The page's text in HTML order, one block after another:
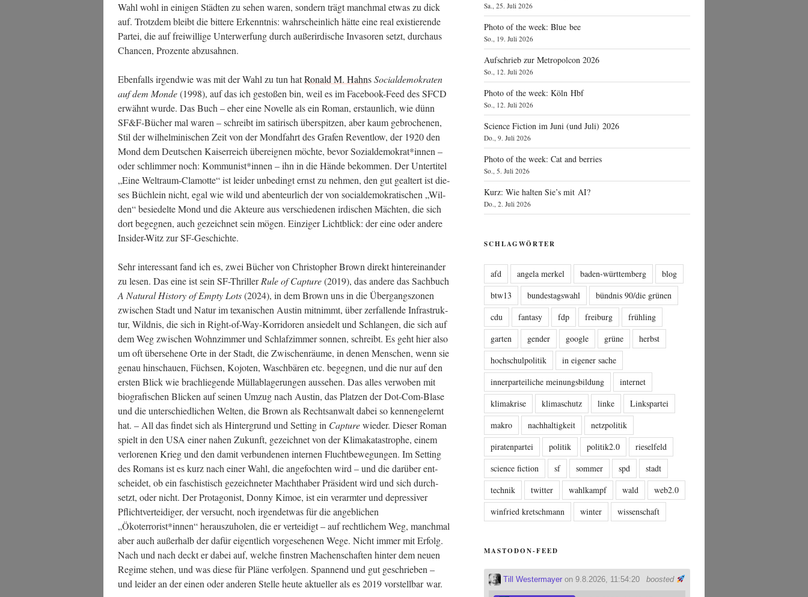
Wahl wohl in eini­gen Städ­ten zu sehen waren, son­dern trägt manch­mal etwas zu dick
auf. Trotz­dem bleibt die bit­te­re Erkennt­nis: wahr­schein­lich hät­te eine real exis­tie­ren­de
Par­tei, die auf frei­wil­li­ge Unter­wer­fung durch außer­ir­di­sche Inva­so­ren setzt, durch­aus
Chan­cen, Pro­zen­te abzusahnen.
Eben­falls irgend­wie was mit der Wahl zu tun hatRonald M. HahnsSocial­de­mo­kra­ten
auf dem Mon­de(1998), auf das ich gesto­ßen bin, weil es im Face­book-Feed des SFCD
erwähnt wur­de. Das Buch – eher eine Novel­le als ein Roman, erstaun­lich, wie dünn
SF&F‑Bücher mal waren – schreibt im sati­risch über­spit­zen, aber kaum gebro­che­nen,
Stil der wil­hel­mi­ni­schen Zeit von der Mond­fahrt des Gra­fen Revent­low, der 1920 den
Mond dem Deut­schen Kai­ser­reich über­eig­nen möch­te, bevor Sozialdemokrat*innen –
oder schlim­mer noch: Kommunist*innen – ihn in die Hän­de bekom­men. Der Unter­ti­tel
„Eine Welt­raum-Cla­mot­te“ ist lei­der unbe­dingt ernst zu neh­men, den gut geal­tert ist die­
ses Büch­lein nicht, egal wie wild und aben­teur­lich der von social­de­mo­kra­ti­schen „Wil­
den“ besie­del­te Mond und die Akteu­re aus ver­schie­de­nen irdi­schen Mäch­ten, die sich
dort begeg­nen, auch gezeich­net sein mögen. Ein­zi­ger Licht­blick: der eine oder ande­re
Insi­der-Witz zur SF-Geschichte.
Sehr inter­es­sant fand ich es, zwei Bücher von Chris­to­pher Brown direkt hin­ter­ein­an­der
zu lesen. Das eine ist sein SF-Thril­lerRule of Cap­tu­re(2019), das ande­re das Sach­buch
A Natu­ral Histo­ry of Emp­ty Lots(2024), in dem Brown uns in die Über­gangs­zo­nen
zwi­schen Stadt und Natur im texa­ni­schen Aus­tin mit­nimmt, über zer­fal­len­de Infra­struk­
tur, Wild­nis, die sich in Right-of-Way-Kor­ri­do­ren ansie­delt und Schlan­gen, die sich auf
dem Weg zwi­schen Wohn­zim­mer und Schlaf­zim­mer son­nen, schreibt. Es geht hier also
um oft über­se­he­ne Orte in der Stadt, die Zwi­schen­räu­me, in denen Men­schen, wenn sie
genau hin­schau­en, Füch­sen, Kojo­ten, Wasch­bä­ren etc. begeg­nen, und die nur auf den
ers­ten Blick wie brach­lie­gen­de Müll­ab­la­ge­run­gen aus­se­hen. Das alles ver­wo­ben mit
bio­gra­fi­schen Bli­cken auf sei­nen Umzug nach Aus­tin, das Plat­zen der Dot-Com-Bla­se
und die unter­schied­li­chen Wel­ten, die Brown als Rechts­an­walt dabei so ken­nen­ge­lernt
hat. – All das fin­det sich als Hin­ter­grund und Set­ting in Cap­tu­rewie­der. Die­ser Roman
spielt in den USA einer nahen Zukunft, gezeich­net von der Kli­ma­ka­ta­stro­phe, einem
ver­lo­re­nen Krieg und den damit ver­bun­de­nen inter­nen Flucht­be­we­gun­gen. Im Set­ting
des Romans ist es kurz nach einer Wahl, die ange­foch­ten wird – und die dar­über ent­
schei­det, ob ein faschis­tisch gezeich­ne­ter Macht­ha­ber Prä­si­dent wird und sich durch­
setzt, oder nicht. Der Prot­ago­nist, Don­ny Kimoe, ist ein ver­arm­ter und depres­si­ver
Pflicht­ver­tei­di­ger, der ver­sucht, noch irgend­et­was für die angeb­li­chen
„Ökoterrorist*innen“ her­aus­zu­ho­len, die er ver­tei­digt – auf recht­li­chem Weg, manch­mal
aber auch außer­halb der dafür eigent­lich vor­ge­se­he­nen Wege. Nicht immer mit Erfolg.
Nach und nach deckt er dabei auf, wel­che finstren Machen­schaf­ten hin­ter dem neu­en
Regime ste­hen, und was die­se für Plä­ne ver­fol­gen. Span­nend und gut geschrie­ben –
und lei­der an der einen oder ande­ren Stel­le heu­te aktu­el­ler als es 2019 vor­stell­bar war.
Sa., 25. Juli 2026
Photo of the week: Blue bee
So., 19. Juli 2026
Aufschrieb zur Metropolcon 2026
So., 12. Juli 2026
Photo of the week: Köln Hbf
So., 12. Juli 2026
Science Fiction im Juni (und Juli) 2026
Do., 9. Juli 2026
Photo of the week: Cat and berries
So., 5. Juli 2026
Kurz: Wie halten Sie’s mit AI?
Do., 2. Juli 2026
SCHLAGWÖRTER
afd angela merkel baden-württemberg
blog
btw13
bundestagswahl
bündnis 90/die grünen
cdu
fantasy fdp freiburg
frühling
garten
gender google grüne
herbst
hochschulpolitik
in eigener sache
innerparteiliche meinungsbildung
internet
klimakrise
klimaschutz linke
Linkspartei
makro
nachhaltigkeit
netzpolitik
piratenpartei
politik politik2.0
rieselfeld
science fiction
sf sommer spd
stadt
technik
twitter wahlkampf wald
web2.0
winfried kretschmann
winter wissenschaft
MASTODON-FEED
boosted
Till Westermayer on 9.8.2026, 11:54:20